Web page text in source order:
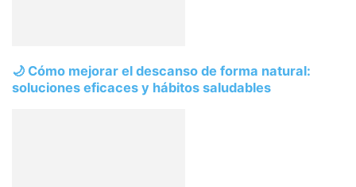
🌙 Cómo mejorar el descanso de forma natural:
soluciones eficaces y hábitos saludables